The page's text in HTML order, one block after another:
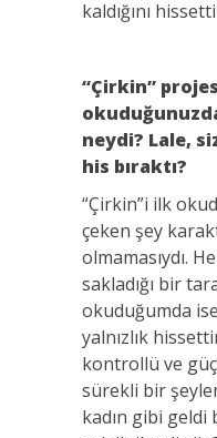
kaldığını
“Çirkin”
neydi? Lale,
his bıraktı?
“Çirkin”i ilk
çeken şey
olmamasıydı.
sakladığı bir
okuduğumda
yalnızlık
kontrollü ve
sürekli bir
kadın gibi geldi